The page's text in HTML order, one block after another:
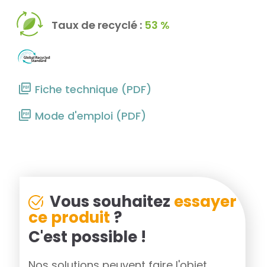
Taux de recyclé : 53 %
Fiche technique (PDF)
Mode d'emploi (PDF)
Vous souhaitez essayer
ce produit ?
C'est possible !